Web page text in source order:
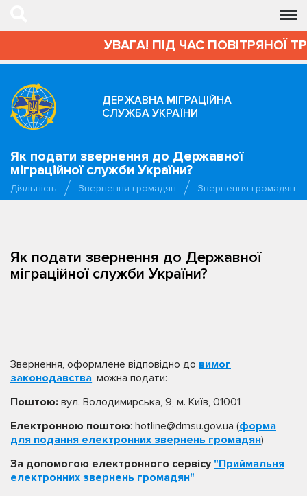
УВАГА! ПІД ЧАС ПОВІТРЯНОЇ
ДЕРЖАВНА МІГРАЦІЙНА
СЛУЖБА УКРАЇНИ
Як подати звернення до Державної
міграційної служби України?
Діяльність Звернення громадян Звернення громадян
Як подати звернення до Державної
міграційної служби України?
Звернення, оформлене відповідно до вимог
законодавства, можна подати:
Поштою: вул. Володимирська, 9, м. Київ, 01001
Електронною поштою: hotline@dmsu.gov.ua (форма
для подання електронних звернень громадян)
За допомогою електронного сервісу "Приймальня
електронних звернень громадян"